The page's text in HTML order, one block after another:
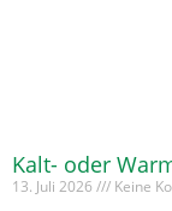
Kalt- oder
13. Juli 2026 Keine